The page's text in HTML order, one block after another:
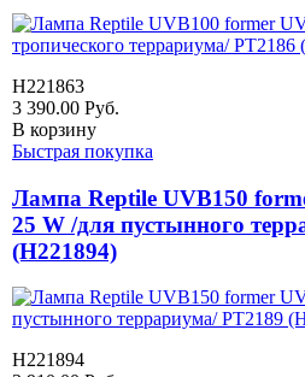
H221863
3 390.00 Руб.
В корзину
Быстрая покупка
Лампа Reptile UVB150
25 W /для пустынного
(H221894)
H221894